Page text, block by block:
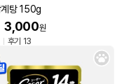
계탕 150g
3,000원
후기 13